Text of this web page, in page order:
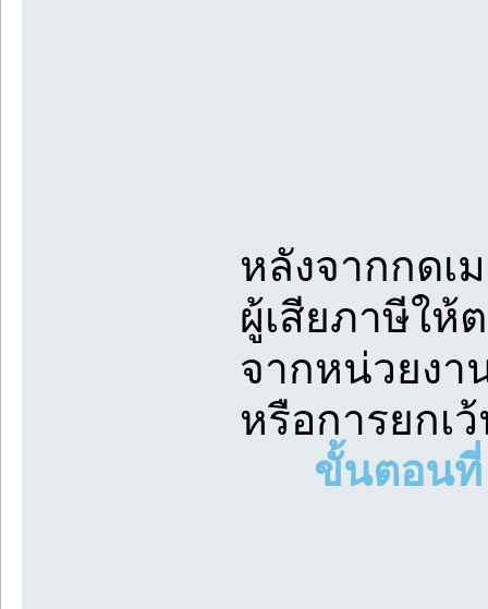
หลังจากกดเ
ผู้เสียภาษีให้
จากหน่วยงา
หรือการยกเ
ขั้นตอนที่